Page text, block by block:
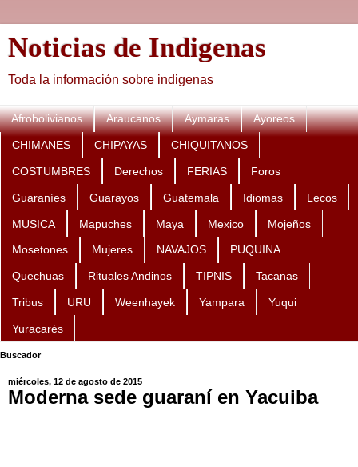
Noticias de Indigenas
Toda la información sobre indigenas
Afrobolivianos Araucanos Aymaras Ayoreos
CHIMANES CHIPAYAS CHIQUITANOS
COSTUMBRES Derechos FERIAS Foros
Guaraníes Guarayos Guatemala Idiomas Lecos
MUSICA Mapuches Maya Mexico Mojeños
Mosetones Mujeres NAVAJOS PUQUINA
Quechuas Rituales Andinos TIPNIS Tacanas
Tribus URU Weenhayek Yampara Yuqui
Yuracarés
Buscador
miércoles, 12 de agosto de 2015
Moderna sede guaraní en Yacuiba